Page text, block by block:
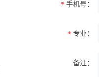
* 手机号：
* 专业：
备注：